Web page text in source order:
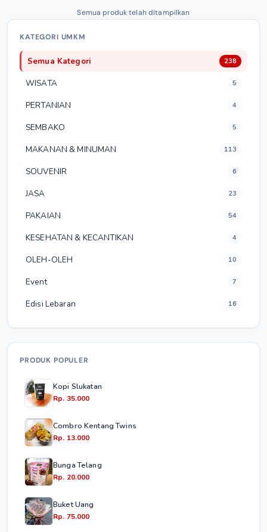
Semua produk telah ditampilkan
KATEGORI UMKM
Semua Kategori 238
WISATA 5
PERTANIAN 4
SEMBAKO 5
MAKANAN & MINUMAN 113
SOUVENIR 6
JASA 23
PAKAIAN 54
KESEHATAN & KECANTIKAN 4
OLEH-OLEH 10
Event 7
Edisi Lebaran 16
PRODUK POPULER
Kopi Slukatan
Rp. 35.000
Combro Kentang Twins
Rp. 13.000
Bunga Telang
Rp. 20.000
Buket Uang
Rp. 75.000